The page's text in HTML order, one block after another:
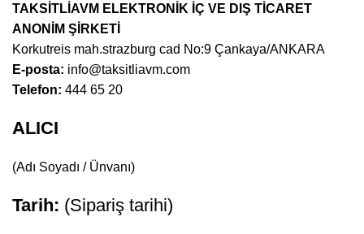
TAKSİTLİAVM ELEKTRONİK İÇ VE DIŞ TİCARET
ANONİM ŞİRKETİ
Korkutreis mah.strazburg cad No:9 Çankaya/ANKARA
E-posta: info@taksitliavm.com
Telefon: 444 65 20
ALICI
(Adı Soyadı / Ünvanı)
Tarih: (Sipariş tarihi)